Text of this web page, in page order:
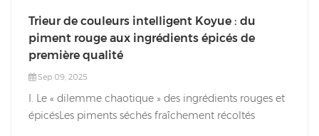
Trieur de couleurs intelligent Koyue : du
piment rouge aux ingrédients épicés de
première qualité
Sep 09, 2025
I. Le « dilemme chaotique » des ingrédients rouges et
épicésLes piments séchés fraîchement récoltés